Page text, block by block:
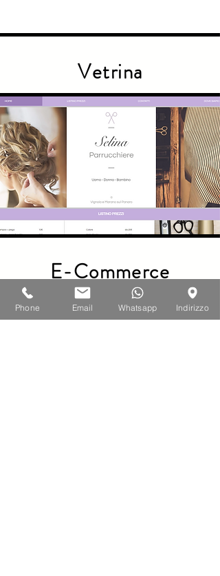
Vetrina
E-Commerce
Phone Email Whatsapp Indirizzo